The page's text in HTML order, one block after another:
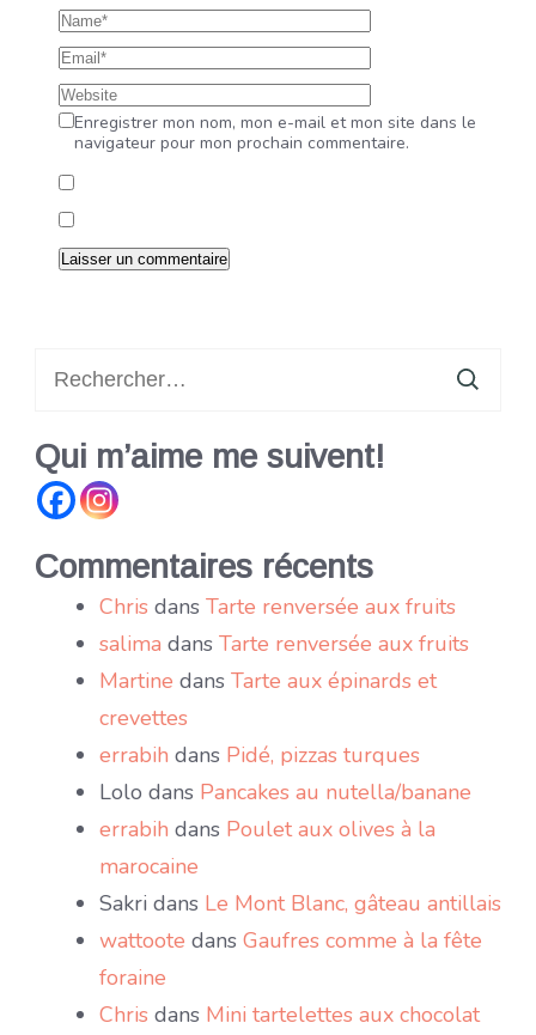
Enregistrer mon nom, mon e-mail et mon site dans le
navigateur pour mon prochain commentaire.
Qui m’aime me suivent!
Commentaires récents
Chris dans Tarte renversée aux fruits
salima dans Tarte renversée aux fruits
Martine dans Tarte aux épinards et
crevettes
errabih dans Pidé, pizzas turques
Lolo dans Pancakes au nutella/banane
errabih dans Poulet aux olives à la
marocaine
Sakri dans Le Mont Blanc, gâteau antillais
wattoote dans Gaufres comme à la fête
foraine
Chris dans Mini tartelettes aux chocolat